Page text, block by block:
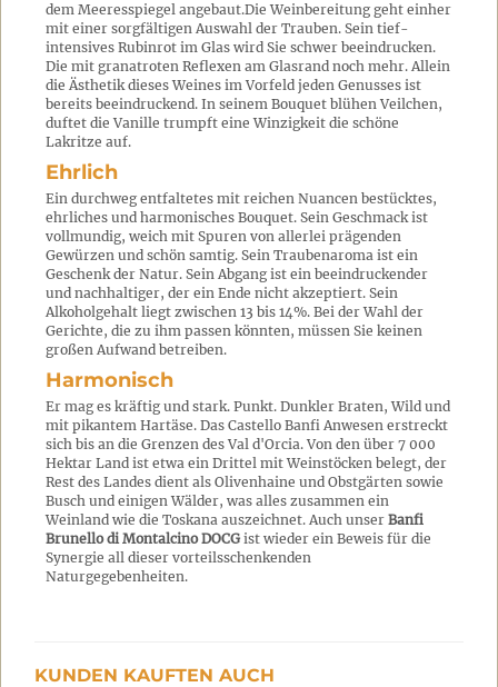
dem Meeresspiegel angebaut.Die Weinbereitung geht einher
mit einer sorgfältigen Auswahl der Trauben. Sein tief-
intensives Rubinrot im Glas wird Sie schwer beeindrucken.
Die mit granatroten Reflexen am Glasrand noch mehr. Allein
die Ästhetik dieses Weines im Vorfeld jeden Genusses ist
bereits beeindruckend. In seinem Bouquet blühen Veilchen,
duftet die Vanille trumpft eine Winzigkeit die schöne
Lakritze auf.
Ehrlich
Ein durchweg entfaltetes mit reichen Nuancen bestücktes,
ehrliches und harmonisches Bouquet. Sein Geschmack ist
vollmundig, weich mit Spuren von allerlei prägenden
Gewürzen und schön samtig. Sein Traubenaroma ist ein
Geschenk der Natur. Sein Abgang ist ein beeindruckender
und nachhaltiger, der ein Ende nicht akzeptiert. Sein
Alkoholgehalt liegt zwischen 13 bis 14%. Bei der Wahl der
Gerichte, die zu ihm passen könnten, müssen Sie keinen
großen Aufwand betreiben.
Harmonisch
Er mag es kräftig und stark. Punkt. Dunkler Braten, Wild und
mit pikantem Hartäse. Das Castello Banfi Anwesen erstreckt
sich bis an die Grenzen des Val d'Orcia. Von den über 7 000
Hektar Land ist etwa ein Drittel mit Weinstöcken belegt, der
Rest des Landes dient als Olivenhaine und Obstgärten sowie
Busch und einigen Wälder, was alles zusammen ein
Weinland wie die Toskana auszeichnet. Auch unser Banfi
Brunello di Montalcino DOCG ist wieder ein Beweis für die
Synergie all dieser vorteilsschenkenden
Naturgegebenheiten.
KUNDEN KAUFTEN AUCH